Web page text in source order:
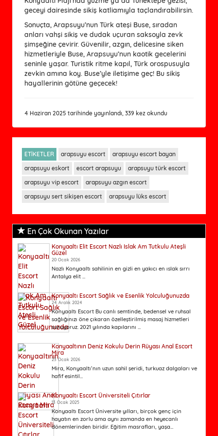
geceyi dairesinde sikiş katliamıyla taçlandırabilirsin.
Sonuçta, Arapsuyu’nun Türk ateşi Buse, sıradan
anları vahşi sikiş ve dudak uçuran saksoyla zevk
şimşeğine çevirir. Güvenilir, azgın, delicesine siken
hizmetleriyle Buse, Arapsuyu’nun kaotik gecelerini
seninle yaşar. Turistik ritme kapıl, Türk orospusuyla
zevkin amına koy. Buse’yle iletişime geç! Bu sikiş
hayallerinin götüne geçecek!
4 Haziran 2025 tarihinde yayınlandı, 339 kez okundu
ETİKETLER arapsuyu escort
arapsuyu escort bayan
arapsuyu eskort
escort arapsuyu
arapsuyu türk escort
arapsuyu vip escort
arapsuyu azgın escort
arapsuyu sert sikişen escort
arapsuyu lüks escort
En Çok Okunan Yazılar
Konyaaltı Elit Escort Nazlı Islak Am Tutkulu Ateşli
Güzel
20 Ocak 2026
Nazlı Konyaaltı sahilinin en gizli en yakıcı en ıslak sırrı
Antalya elit ...
Konyaaltı Escort Sağlık ve Esenlik Yolculuğunuzda
24 Aralık 2024
Konyaaltı Escort Bu canlı semtinde, bedensel ve ruhsal
sağlığınızı öne çıkaran özelleştirilmiş masaj hizmetleri
sunuyoruz. 2021 yılında kapılarını ...
Konyaaltının Deniz Kokulu Derin Rüyası Anal Escort
Mira
23 Ocak 2026
Mira, Konyaaltı’nın uzun sahil şeridi, turkuaz dalgaları ve
hafif esintil...
Konyaaltı Escort Üniversiteli Çıtırlar
13 Ocak 2025
Konyaaltı Escort Üniversite yılları, birçok genç için
hayatın en zorlu ama aynı zamanda en heyecanlı
dönemlerinden biridir. Eğitim masrafları, yaşa...